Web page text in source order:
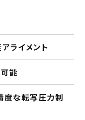
ライメント
能
度な転写圧力制